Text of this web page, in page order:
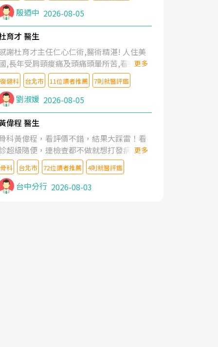
殷迺中 2026-08-05
育才 醫生
謝杜育才主任仁心仁術,醫術精湛! 人住美
,長年受肩頸痠痛及頭痛頭暈所苦,看遍名醫
授,做了各種檢查,也嘗試過西醫打針,中醫
灸及物理徒手治療都沒有用,後來連吃到嗎
類止痛藥都效果有限,只是壓症狀,沒多久就
起來,多年失眠嚴重影響生活品質. 台灣親
介紹忠孝醫院杜育才主任是頸頭症候群專
,上網搜尋杜主任相關文章新聞跟網路評價
後,下定決心飛回台北找杜醫師診治. 杜主
的乾針跟增生治療真的很厲害,第一次乾針
覺得整個肩頸鬆開,回家特別好睡,經過幾次
療,長年頑疾已經好了大半,杜主任除了打針
厲害,還會一直交代要改善姿勢跟好好做運
更多
復健科 台北市 11位讀者推薦 7則就醫評鑑
劉淑媛 2026-08-05
偉程 醫生
科黃偉程，看評價不錯，結果大踩雷！看
超級隨便，連檢查都不做就想打發病人，
好大的官威 ... 想詢問病情還被陰陽怪氣嘲
一番。可能好評帶來的大頭症，變得自負
尊重病人。醫術也不行，畢竟連檢查都懶
做，治療會有用才怪。大家避雷吧！
更多
骨科 台北市 72位讀者推薦 4則就醫評鑑
台中分行 2026-08-03